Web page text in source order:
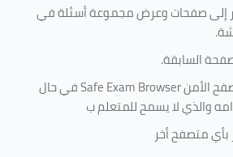
إلى صفحات وعرض مجموعة أسئلة في
السابقة.
الأمنSafe Exam Browserفي حال
والذي لا يسمح للمتعلم ب
بأي متصفح أخر